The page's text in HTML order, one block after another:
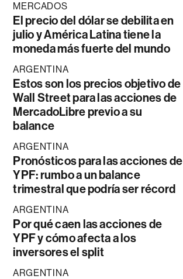
MERCADOS
El precio del dólar se debilita en
julio y América Latina tiene la
moneda más fuerte del mundo
ARGENTINA
Estos son los precios objetivo de
Wall Street para las acciones de
MercadoLibre previo a su
balance
ARGENTINA
Pronósticos para las acciones de
YPF: rumbo a un balance
trimestral que podría ser récord
ARGENTINA
Por qué caen las acciones de
YPF y cómo afecta a los
inversores el split
ARGENTINA